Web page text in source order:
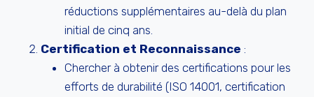
réductions supplémentaires au-delà du plan
initial de cinq ans.
Certification et Reconnaissance :
Chercher à obtenir des certifications pour les
efforts de durabilité (ISO 14001, certification